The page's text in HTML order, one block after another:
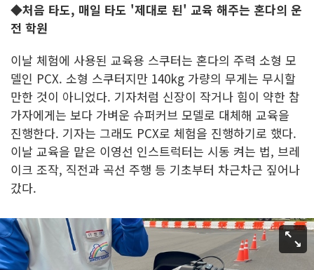
◆처음 타도, 매일 타도 '제대로 된' 교육 해주는 혼다의 운
전 학원
이날 체험에 사용된 교육용 스쿠터는 혼다의 주력 소형 모
델인 PCX. 소형 스쿠터지만 140kg 가량의 무게는 무시할
만한 것이 아니었다. 기자처럼 신장이 작거나 힘이 약한 참
가자에게는 보다 가벼운 슈퍼커브 모델로 대체해 교육을
진행한다. 기자는 그래도 PCX로 체험을 진행하기로 했다.
이날 교육을 맡은 이영선 인스트럭터는 시동 켜는 법, 브레
이크 조작, 직전과 곡선 주행 등 기초부터 차근차근 짚어나
갔다.